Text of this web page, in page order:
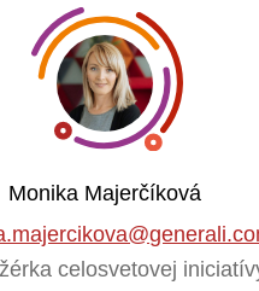
Monika Majerčíková
celosvetovej